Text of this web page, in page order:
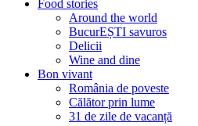
Food stories
Around the world
BucurEȘTI savuros
Delicii
Wine and dine
Bon vivant
România de poveste
Călător prin lume
31 de zile de vacanță